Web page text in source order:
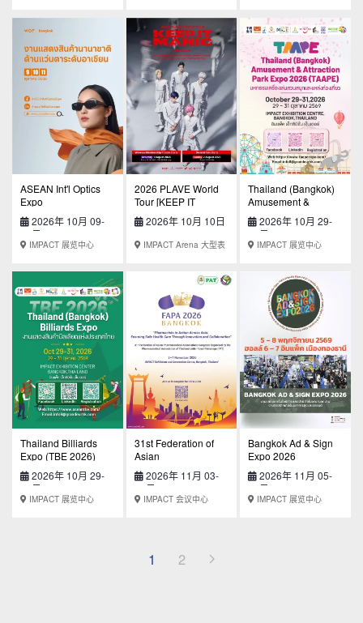
ASEAN Int'l Optics
Expo
2026年 10月 09-
11日
IMPACT 展览中心
2026 PLAVE World
Tour [KEEP IT
MANIC] in Bangkok
2026年 10月 10日
IMPACT Arena 大型表
Thailand (Bangkok)
Amusement &
Attraction Parks Expo
2026 (TAAPE 2026)
2026年 10月 29-
31日
IMPACT 展览中心
Thailand Billiards
Expo (TBE 2026)
2026年 10月 29-
31日
IMPACT 展览中心
31st Federation of
Asian
Pharmaceutical
Associations (FAPA)
Congress
2026年 11月 03-
07日
IMPACT 会议中心
Bangkok Ad & Sign
Expo 2026
2026年 11月 05-
08日
IMPACT 展览中心
1 2